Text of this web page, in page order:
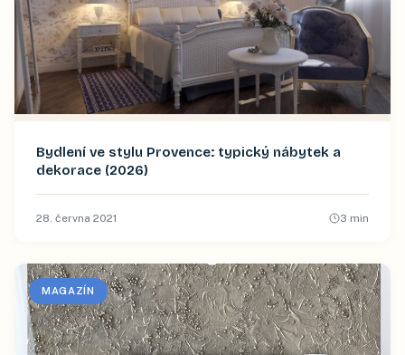
Bydlení ve stylu Provence: typický nábytek a
dekorace (2026)
28. června 2021 3 min
MAGAZÍN